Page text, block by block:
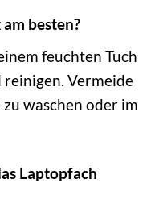
besten?
feuchten Tuch
Vermeide
waschen oder im
Laptopfach